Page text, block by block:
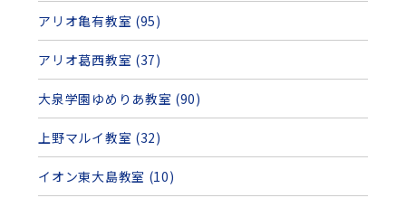
アリオ亀有教室 (95)
アリオ葛西教室 (37)
大泉学園ゆめりあ教室 (90)
上野マルイ教室 (32)
イオン東大島教室 (10)